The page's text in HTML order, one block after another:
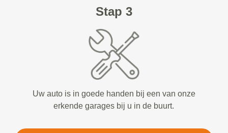
Stap 3
Uw auto is in goede handen bij een van onze
erkende garages bij u in de buurt.